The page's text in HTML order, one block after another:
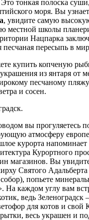
тонкая полоска
моря. Вы
, увидите самую
местной школы
Нацпарка
песчаная пересыпь в
купить копченую
из янтаря от
песчаному
и сосен.
вы прогуляетесь
атмосферу
курорта напоминает
Курортного
магазинов. Вы
Святого
попьете
На каждом углу вам
ведь Зеленоградск
для котов и
весь украшен и